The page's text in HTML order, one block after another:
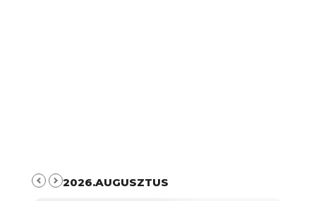
2026.AUGUSZTUS